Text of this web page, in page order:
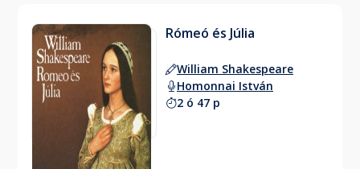
Rómeó és Júlia
William Shakespeare
Homonnai István
2 ó 47 p